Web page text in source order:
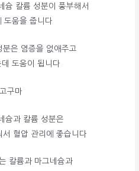
슘 칼륨 성분이 풍부해서
도움을 줍니다
분은 염증을 없애주고
도움이 됩니다
구마
슘과 칼륨 성분은
혈압 관리에 좋습니다
칼륨과 마그네슘과